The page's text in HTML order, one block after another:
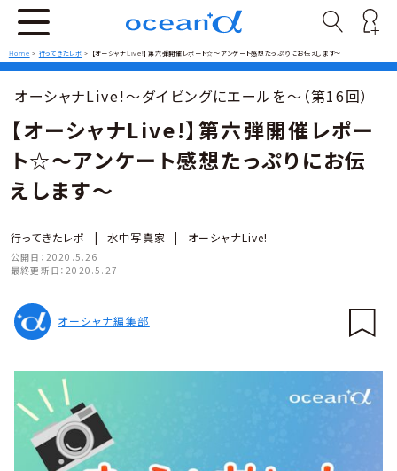
Home > 行ってきたレポ > 【オーシャナLive!】第六弾開催レポート☆〜アンケート感想たっぷりにお伝えします〜
オーシャナLive!〜ダイビングにエールを〜（第16回）
【オーシャナLive!】第六弾開催レポー
ト☆〜アンケート感想たっぷりにお伝
えします〜
行ってきたレポ | 水中写真家 | オーシャナLive!
公開日： 2020.5.26
最終更新日： 2020.5.27
オーシャナ編集部